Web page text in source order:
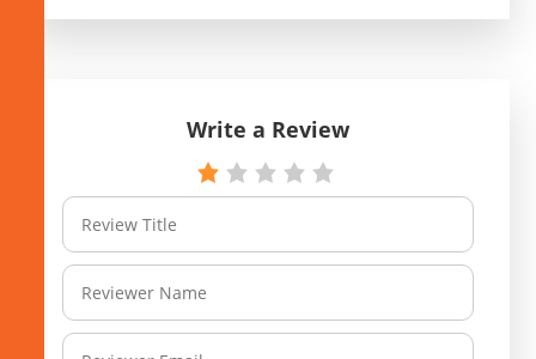
Write a Review